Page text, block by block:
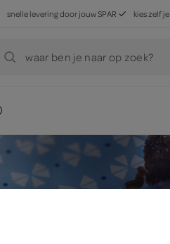
snelle levering door jouw SPAR kies zelf
waar ben je naar op zoek?